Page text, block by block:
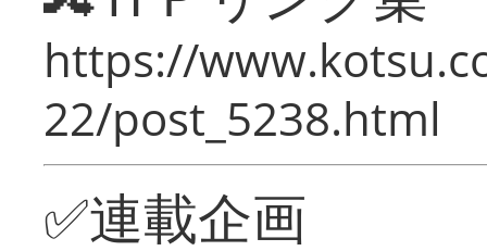
https://
22/post_5238.html
✅連載企画